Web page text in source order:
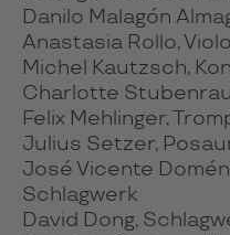
Danilo Malagón
Anastasia Rollo,
Michel Kautzsch,
Charlotte
Felix Mehlinger,
Julius Setzer,
José Vicente
Schlagwerk
David Dong,